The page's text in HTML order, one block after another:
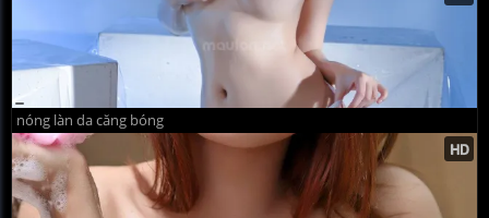
nóng làn da căng bóng